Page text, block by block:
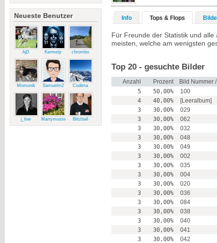
Neueste Benutzer
AjD Kermetjr chrombo
Momonik Samuelm2 Codima
j_low Marrymussweg Blitzball
Info Tops & Flops
Für Freunde der Statistik und
meisten, welche am wenigsten
Top 20 - gesuchte Bilder
Anzahl Prozent
Bild Nummer
5
50,00%
100
4
40,00%
[Leeralbum]
3
30,00%
029
3
30,00%
062
3
30,00%
032
3
30,00%
048
3
30,00%
049
3
30,00%
002
3
30,00%
035
3
30,00%
004
3
30,00%
020
3
30,00%
036
3
30,00%
084
3
30,00%
038
3
30,00%
040
3
30,00%
041
3
30,00%
042